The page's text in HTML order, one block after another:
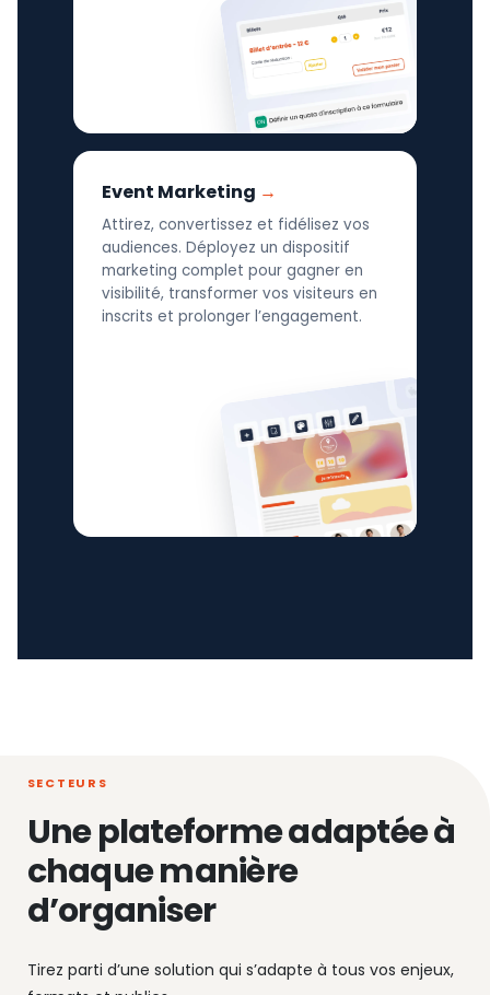
Event Marketing
Attirez, convertissez et fidélisez vos
audiences. Déployez un dispositif
marketing complet pour gagner en
visibilité, transformer vos visiteurs en
inscrits et prolonger l’engagement.
SECTEURS
Une plateforme adaptée à
chaque manière
d’organiser
Tirez parti d’une solution qui s’adapte à tous vos enjeux,